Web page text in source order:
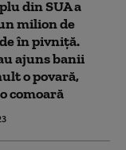
din SUA a
milion de
în pivniță.
ajuns banii
o povară,
comoară